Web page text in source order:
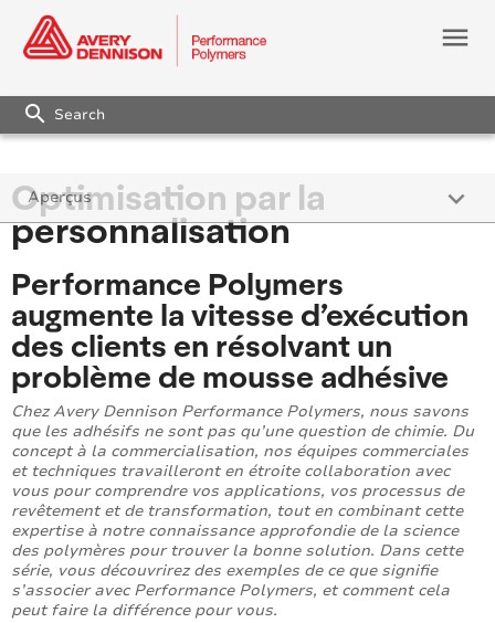
menu
search
Optimisation par la
personnalisation
Performance Polymers
augmente la vitesse d’exécution
des clients en résolvant un
problème de mousse adhésive
Chez Avery Dennison Performance Polymers, nous savons
que les adhésifs ne sont pas qu’une question de chimie. Du
concept à la commercialisation, nos équipes commerciales
et techniques travailleront en étroite collaboration avec
vous pour comprendre vos applications, vos processus de
revêtement et de transformation, tout en combinant cette
expertise à notre connaissance approfondie de la science
des polymères pour trouver la bonne solution. Dans cette
série, vous découvrirez des exemples de ce que signifie
s’associer avec Performance Polymers, et comment cela
peut faire la différence pour vous.
Aperçus keyboard_arrow_down
Perspectives d’application
Tendances industrielles
Science des matériaux
Actualités